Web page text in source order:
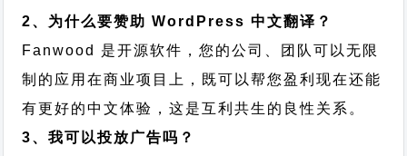
2、为什么要赞助 WordPress 中文翻译？
Fanwood 是开源软件，您的公司、团队可以无限
制的应用在商业项目上，既可以帮您盈利现在还能
有更好的中文体验，这是互利共生的良性关系。
3、我可以投放广告吗？